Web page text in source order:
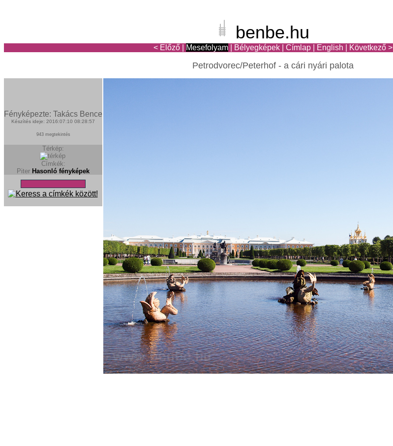
benbe.hu
< Előző Mesefolyam Bélyegképek Címlap English Következő >
Petrodvorec/Peterhof - a cári nyári palota
Fényképezte: Takács Bence
Készítés ideje: 2016:07:10 08:28:57
943 megtekintés
Térkép:
Címkék:
Piter Hasonló fényképek